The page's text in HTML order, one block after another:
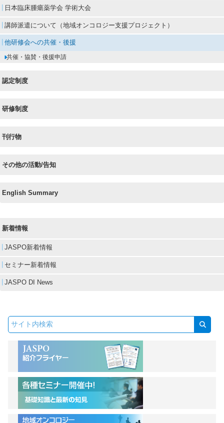
日本臨床腫瘍薬学会 学術大会
講師派遣について（地域オンコロジー支援プロジェクト）
他研修会への共催・後援
共催・協賛・後援申請
認定制度
研修制度
刊行物
その他の活動/告知
English Summary
新着情報
JASPO新着情報
セミナー新着情報
JASPO DI News